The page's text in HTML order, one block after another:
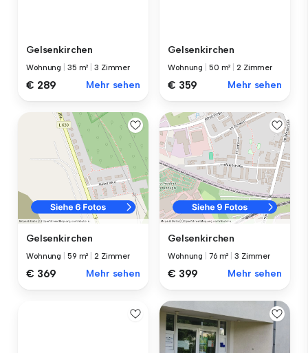
Gelsenkirchen
Wohnung 35 m² |3 Zimmer
€ 289 Mehr sehen
Gelsenkirchen
Wohnung 50 m² |2 Zimmer
€ 359 Mehr sehen
Gelsenkirchen
Wohnung 59 m² |2 Zimmer
€ 369 Mehr sehen
Gelsenkirchen
Wohnung 76 m² |3 Zimmer
€ 399 Mehr sehen